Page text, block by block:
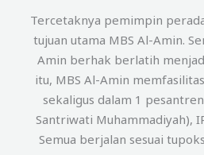
Tercetaknya pemimpin
tujuan utama MBS Al-Amin.
Amin berhak berlatih
itu, MBS Al-Amin
sekaligus dalam 1
Santriwati Muhammadiyah),
Semua berjalan sesuai